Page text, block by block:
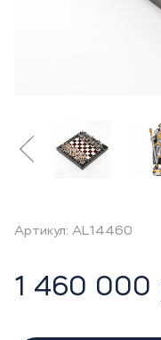
Артикул: AL14460
1 460 000